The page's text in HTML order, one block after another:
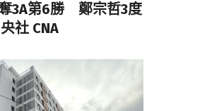
3A第6勝 鄭宗哲3度
社 CNA